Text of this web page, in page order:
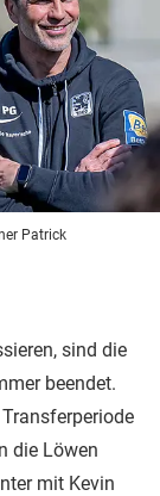
Patrick
sind die
beendet.
die Löwen
mit Kevin